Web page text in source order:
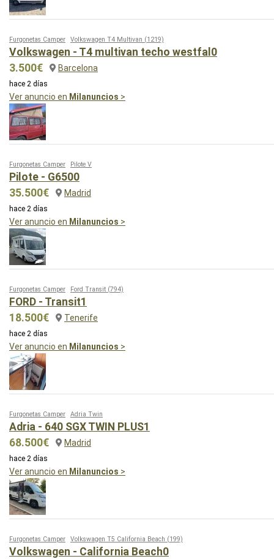
Furgonetas Camper Volkswagen T4 Multivan (1219)
Volkswagen - T4 multivan techo westfal0
3.500€
Barcelona
hace 2 días
Ver anuncio en Milanuncios >
Furgonetas Camper Pilote V
Pilote - G6500
35.500€
Madrid
hace 2 días
Ver anuncio en Milanuncios >
Furgonetas Camper Ford Transit (794)
FORD - Transit1
18.500€
Tenerife
hace 2 días
Ver anuncio en Milanuncios >
Furgonetas Camper Adria Twin
Adria - 640 SGX TWIN PLUS1
68.500€
Madrid
hace 2 días
Ver anuncio en Milanuncios >
Furgonetas Camper Volkswagen T5 California Beach (199)
Volkswagen - California Beach0